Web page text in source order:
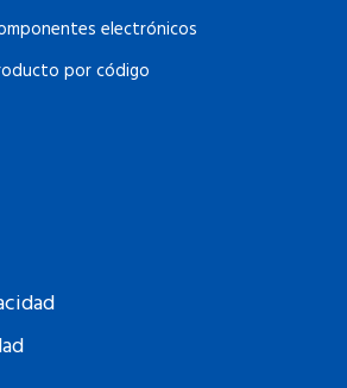
electrónicos
por código